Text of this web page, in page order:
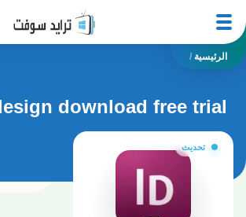
الرئيسية /
download free trial
تحديث